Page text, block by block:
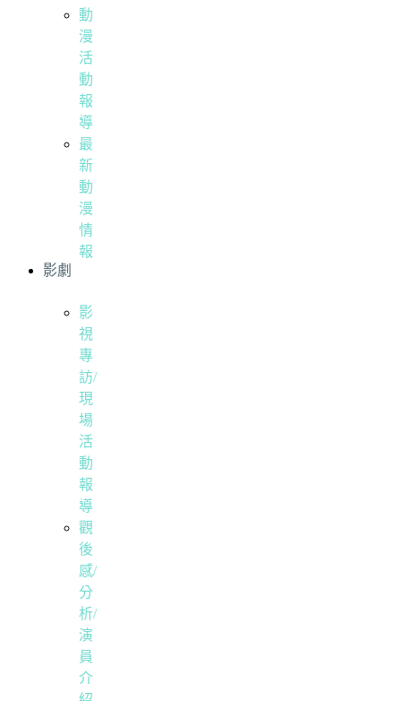
動
漫
活
動
報
導
最
新
動
漫
情
報
影劇
影
視
專
訪/
現
場
活
動
報
導
觀
後
感/
分
析/
演
員
介